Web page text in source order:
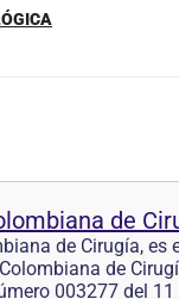
de
de Cirugía, es
de
003277 del